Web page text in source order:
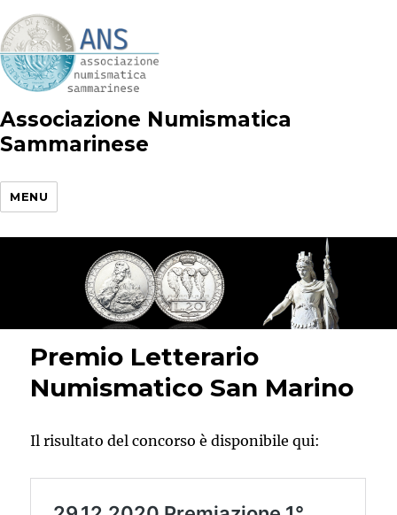
Associazione Numismatica
Sammarinese
MENU
Premio Letterario
Numismatico San Marino
Il risultato del concorso è disponibile qui: